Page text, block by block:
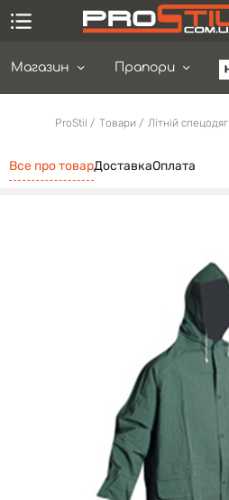
Магазин Прапори
ProStil Товари Літній спецодяг
Все про товарДоставкаОплата